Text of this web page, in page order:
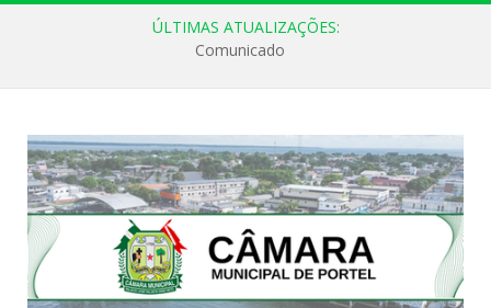
ÚLTIMAS ATUALIZAÇÕES:
Comunicado